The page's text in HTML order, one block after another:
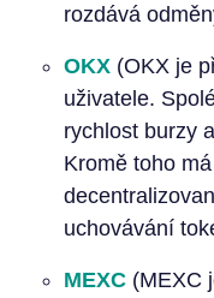
rozdává
OKX(OKX je
uživatele.
rychlost burzy
Kromě toho
uchovávání
MEXC(MEXC